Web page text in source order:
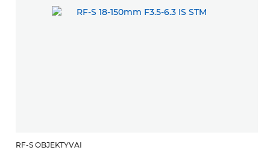
RF-S OBJEKTYVAI